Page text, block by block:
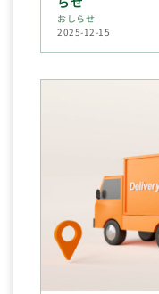
おしらせ
2025-12-15